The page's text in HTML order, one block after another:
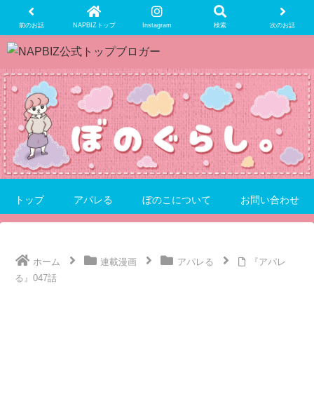
前のお話 NAPBIZトップ Instagram 検索 次のお話
トップ アパレる ぼのこについて お問い合わせ
ホーム 連載漫画 アパレる
『アパレ
る』047話